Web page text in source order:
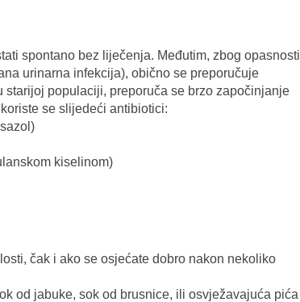
spontano bez liječenja. Međutim, zbog opasnosti
urinarna infekcija), obično se preporučuje
starijoj populaciji, preporuča se brzo započinjanje
se slijedeći antibiotici:
kiselinom)
čak i ako se osjećate dobro nakon nekoliko
od jabuke, sok od brusnice, ili osvježavajuća pića